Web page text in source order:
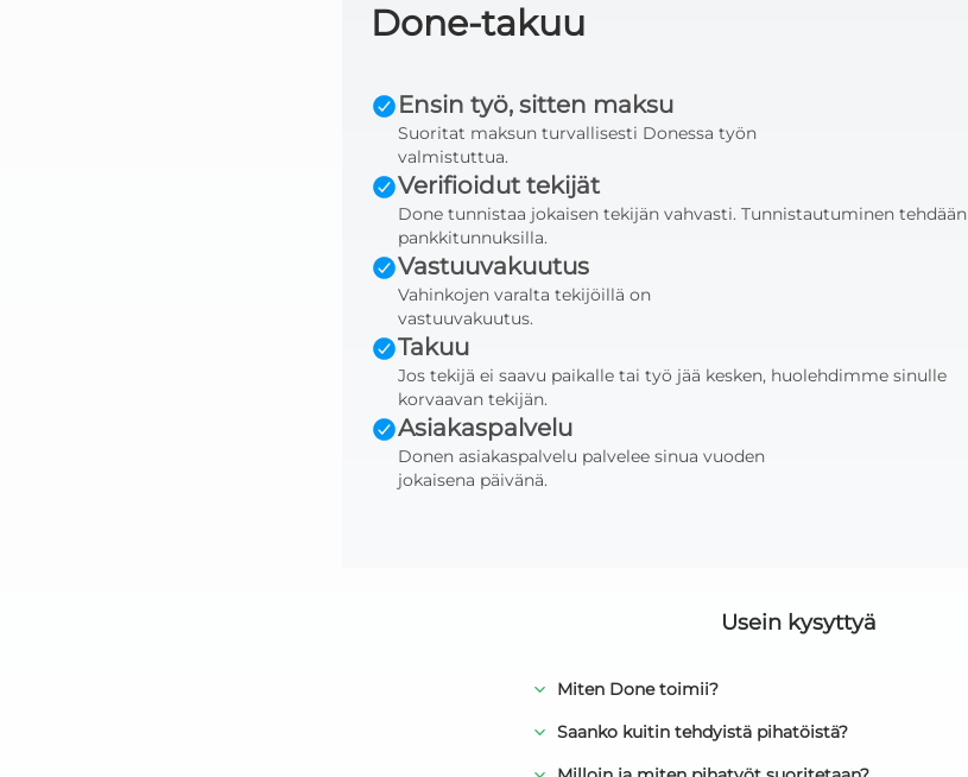
Done-takuu
Ensin työ, sitten maksu
Suoritat maksun turvallisesti Donessa työn
valmistuttua.
Verifioidut tekijät
Done tunnistaa jokaisen tekijän vahvasti. Tunnistautuminen tehdään
pankkitunnuksilla.
Vastuuvakuutus
Vahinkojen varalta tekijöillä on
vastuuvakuutus.
Takuu
Jos tekijä ei saavu paikalle tai työ jää kesken, huolehdimme sinulle
korvaavan tekijän.
Asiakaspalvelu
Donen asiakaspalvelu palvelee sinua vuoden
jokaisena päivänä.
Usein kysyttyä
Miten Done toimii?
Saanko kuitin tehdyistä pihatöistä?